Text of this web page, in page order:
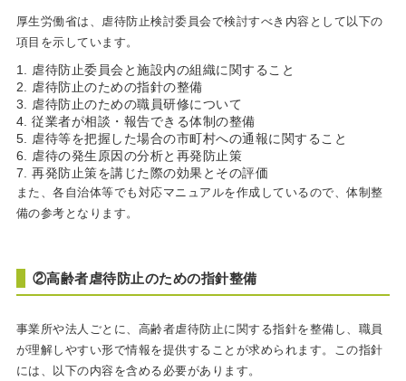
厚生労働省は、虐待防止検討委員会で検討すべき内容として以下の
項目を示しています。
虐待防止委員会と施設内の組織に関すること
虐待防止のための指針の整備
虐待防止のための職員研修について
従業者が相談・報告できる体制の整備
虐待等を把握した場合の市町村への通報に関すること
虐待の発生原因の分析と再発防止策
再発防止策を講じた際の効果とその評価
また、各自治体等でも対応マニュアルを作成しているので、体制整
備の参考となります。
②高齢者虐待防止のための指針整備
事業所や法人ごとに、高齢者虐待防止に関する指針を整備し、職員
が理解しやすい形で情報を提供することが求められます。この指針
には、以下の内容を含める必要があります。